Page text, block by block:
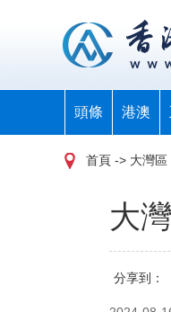
頭條 港澳
首頁 -> 大灣區
大
分享到：